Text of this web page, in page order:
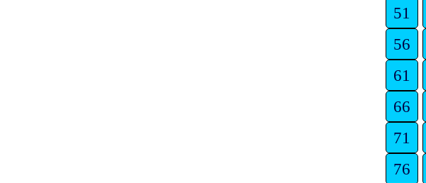
51
56
61
66
71
76